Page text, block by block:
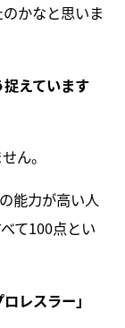
かなと思いま
えています
ん。
能力が高い人
て100点とい
レスラー」